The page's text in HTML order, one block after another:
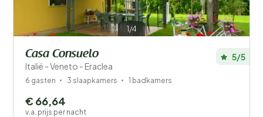
1/4
Casa Consuelo
Italië - Veneto - Eraclea
5/5
6 gasten 3 slaapkamers 1 badkamers
€ 66,64
v.a. prijs per nacht